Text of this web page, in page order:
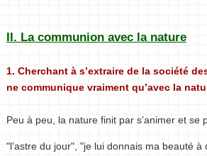
II. La communion avec la nature
1. Cherchant à s’extraire de la société
ne communique vraiment qu’avec la
Peu à peu, la nature finit par s’animer et se
"l’astre du jour", "je lui donnais ma beauté à